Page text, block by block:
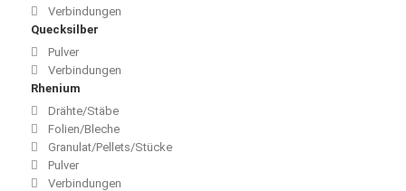
Verbindungen
Quecksilber
Pulver
Verbindungen
Rhenium
Drähte/Stäbe
Folien/Bleche
Granulat/Pellets/Stücke
Pulver
Verbindungen